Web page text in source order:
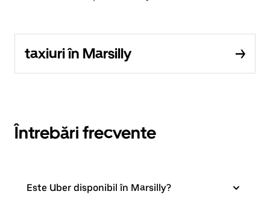
taxiuri în Marsilly
Întrebări frecvente
Este Uber disponibil în Marsilly?